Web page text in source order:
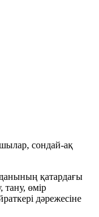
сондай-ақ
қатардағы
тану, өмір
дәрежесіне